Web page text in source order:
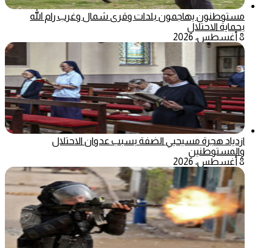
مستوطنون يهاجمون بلدات وقرى شمال وغرب رام الله
بحماية الاحتلال
8 أغسطس، 2026
ازدياد هجرة مسيحيي الضفة بسبب عدوان الاحتلال
والمستوطنين
8 أغسطس، 2026